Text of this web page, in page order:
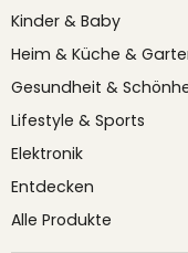
Kinder & Baby
Heim & Küche &
Gesundheit &
Lifestyle & Sports
Elektronik
Entdecken
Alle Produkte